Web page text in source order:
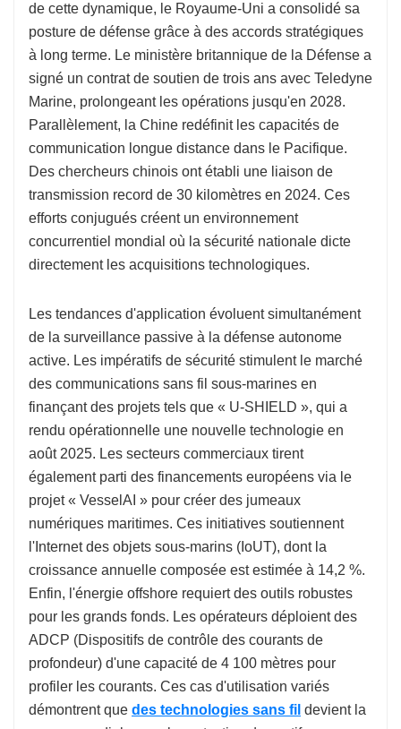
de cette dynamique, le Royaume-Uni a consolidé sa
posture de défense grâce à des accords stratégiques
à long terme. Le ministère britannique de la Défense a
signé un contrat de soutien de trois ans avec Teledyne
Marine, prolongeant les opérations jusqu'en 2028.
Parallèlement, la Chine redéfinit les capacités de
communication longue distance dans le Pacifique.
Des chercheurs chinois ont établi une liaison de
transmission record de 30 kilomètres en 2024. Ces
efforts conjugués créent un environnement
concurrentiel mondial où la sécurité nationale dicte
directement les acquisitions technologiques.
Les tendances d'application évoluent simultanément
de la surveillance passive à la défense autonome
active. Les impératifs de sécurité stimulent le marché
des communications sans fil sous-marines en
finançant des projets tels que « U-SHIELD », qui a
rendu opérationnelle une nouvelle technologie en
août 2025. Les secteurs commerciaux tirent
également parti des financements européens via le
projet « VesselAI » pour créer des jumeaux
numériques maritimes. Ces initiatives soutiennent
l'Internet des objets sous-marins (IoUT), dont la
croissance annuelle composée est estimée à 14,2 %.
Enfin, l'énergie offshore requiert des outils robustes
pour les grands fonds. Les opérateurs déploient des
ADCP (Dispositifs de contrôle des courants de
profondeur) d'une capacité de 4 100 mètres pour
profiler les courants. Ces cas d'utilisation variés
démontrent que des technologies sans fil devient la